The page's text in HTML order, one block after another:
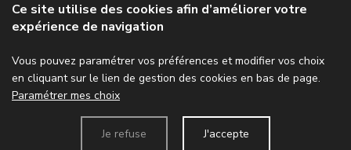
Envoyer le formulaire
Ce site utilise des cookies afin d’améliorer votre
expérience de navigation
Vous pouvez paramétrer vos préférences et modifier vos choix
en cliquant sur le lien de gestion des cookies en bas de page.
Paramétrer mes choix
Je refuse J'accepte